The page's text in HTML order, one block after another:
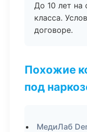
До 10 лет
класса.
договоре.
Похожие
под
МедиЛаб